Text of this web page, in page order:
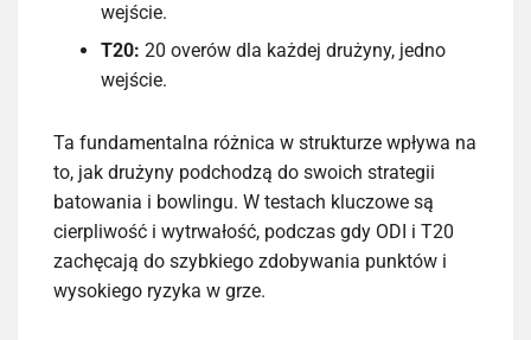
wejście.
T20: 20 overów dla każdej drużyny, jedno
wejście.
Ta fundamentalna różnica w strukturze wpływa na
to, jak drużyny podchodzą do swoich strategii
batowania i bowlingu. W testach kluczowe są
cierpliwość i wytrwałość, podczas gdy ODI i T20
zachęcają do szybkiego zdobywania punktów i
wysokiego ryzyka w grze.